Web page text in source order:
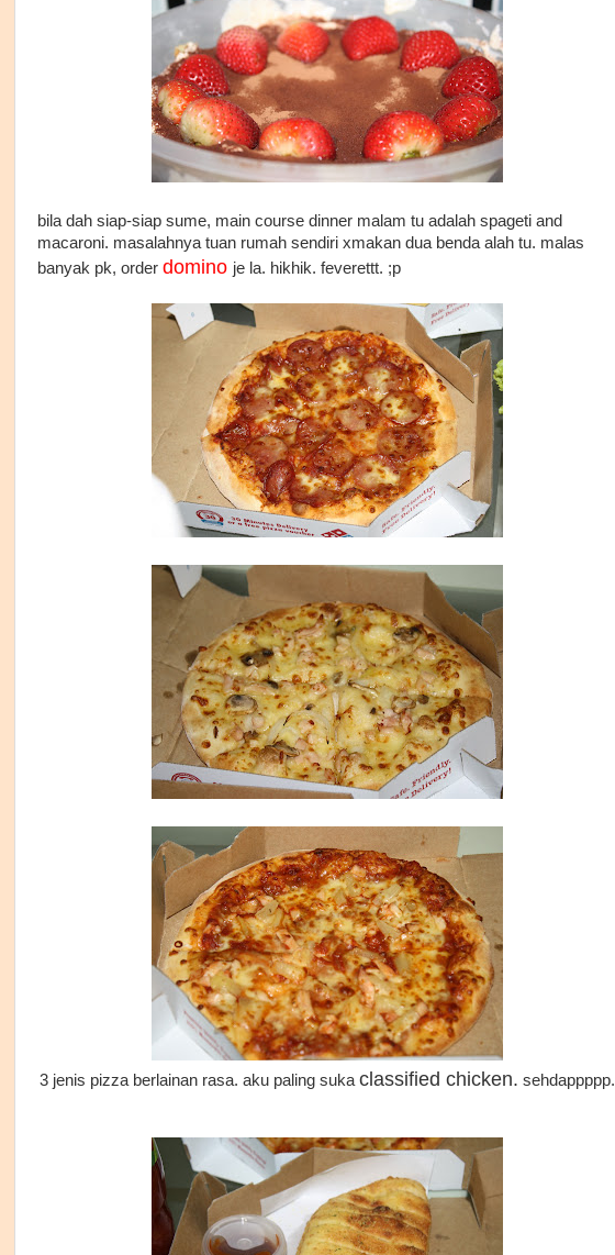
bila dah siap-siap sume, main course dinner malam tu adalah spageti and
macaroni. masalahnya tuan rumah sendiri xmakan dua benda alah tu. malas
banyak pk, order domino je la. hikhik. feverettt. ;p
3 jenis pizza berlainan rasa. aku paling suka classified chicken. sehdappppp.